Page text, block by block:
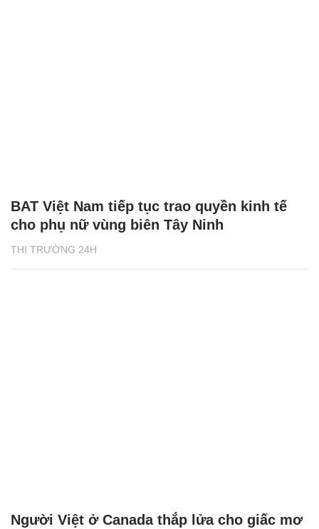
THỊ TRƯỜNG 24H
BAT Việt Nam tiếp tục trao quyền kinh tế
cho phụ nữ vùng biên Tây Ninh
Người Việt ở Canada thắp lửa cho giấc mơ